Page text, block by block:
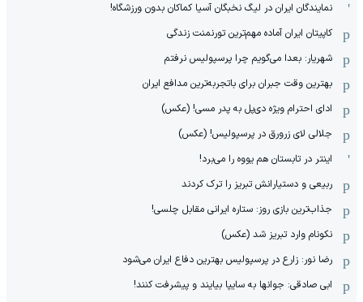
نمایندگان ایران در لیگ نخبگان آسیا کماکان بدون ورزشگاه!
کاپیتان ایران آماده مهم‌ترین تورنمنت زندگی
شهریار: بعدا می‌گویم چرا پرسپولیس نرفتم
بهترین وقت جبران برای باتجربه‌ترین مدافع ایران
ادای احترام ویژه دی‌پل به پدر مسی! (عکس)
جلالی لای زرورق در پرسپولیس! (عکس)
اینتر در تابستان هم یووه را می‌برد!
ربیعی و دستیارانش تبریز را ترک کردند
جذاب‌ترین بازی روز: ستاره ایرانی مقابل چلسی!
نکونام وارد تبریز شد (عکس)
رضا نور: زارع در پرسپولیس بهترین دفاع ایران می‌شود
ابی صادقی: جوانها به سایپا بیایند و پیشرفت کنند!